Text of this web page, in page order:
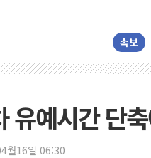
속보
유예시간 단
월16일 06:30